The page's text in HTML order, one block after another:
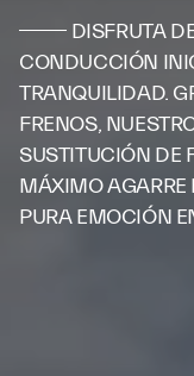
DISFRUTA
CONDUCCIÓN
TRANQUILIDAD.
FRENOS,
SUSTITUCIÓN DE
MÁXIMO AGARRE
PURA EMOCIÓN